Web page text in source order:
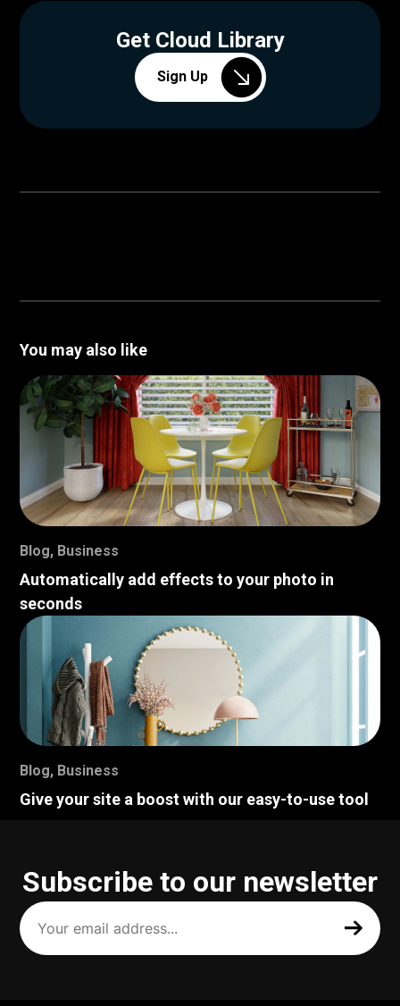
Get Cloud Library
Sign Up
You may also like
Blog, Business
Automatically add effects to your photo in
seconds
Blog, Business
Give your site a boost with our easy-to-use tool
Subscribe to our newsletter
Your
email
address
(Required)